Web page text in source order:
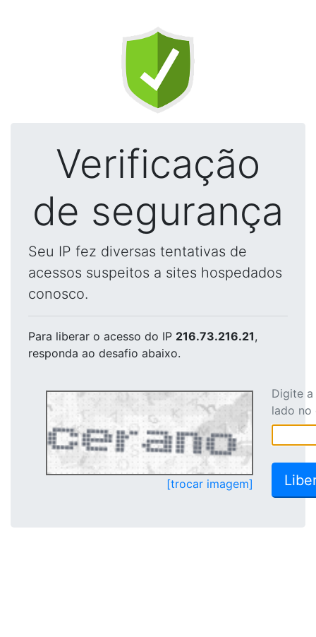
Verificação
de segurança
Seu IP fez diversas tentativas de
acessos suspeitos a sites hospedados
conosco.
Para liberar o acesso do IP 216.73.216.21,
responda ao desafio abaixo.
[trocar imagem]
Digite
lado no